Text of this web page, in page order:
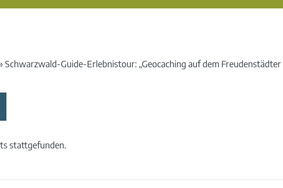
Schwarzwald-Guide-Erlebnistour: „Geocaching auf dem
stattgefunden.